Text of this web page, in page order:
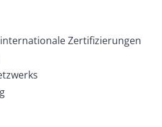
Zertifizierungen